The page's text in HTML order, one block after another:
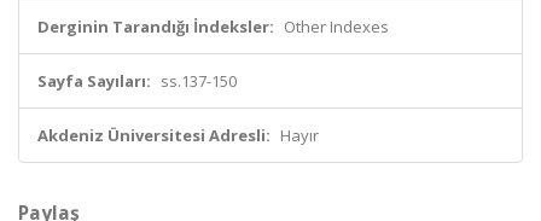
Derginin Tarandığı İndeksler: Other Indexes
Sayfa Sayıları: ss.137-150
Akdeniz Üniversitesi Adresli: Hayır
Paylaş